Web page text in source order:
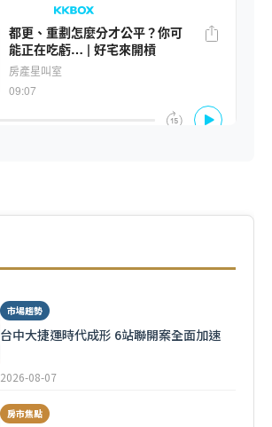
市場趨勢
台中大捷運時代成形 6站聯開案全面加速
2026-08-07
房市焦點